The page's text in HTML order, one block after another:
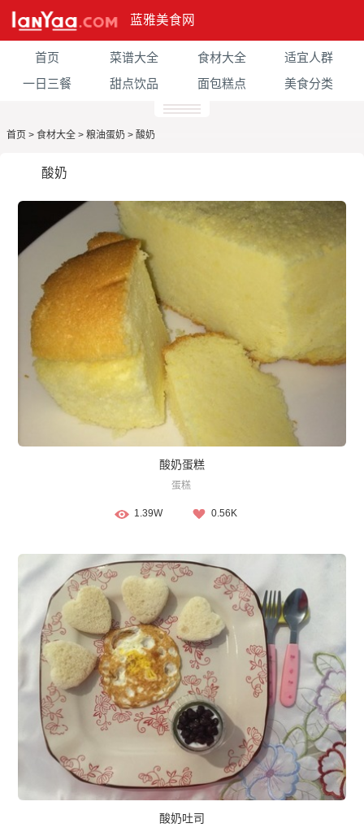
蓝雅美食网
首页 菜谱大全 食材大全
适宜人群
一日三餐
甜点饮品 面包糕点 美食分类
首页 > 食材大全 > 粮油蛋奶 > 酸奶
酸奶
酸奶蛋糕
蛋糕
1.39W 0.56K
酸奶吐司